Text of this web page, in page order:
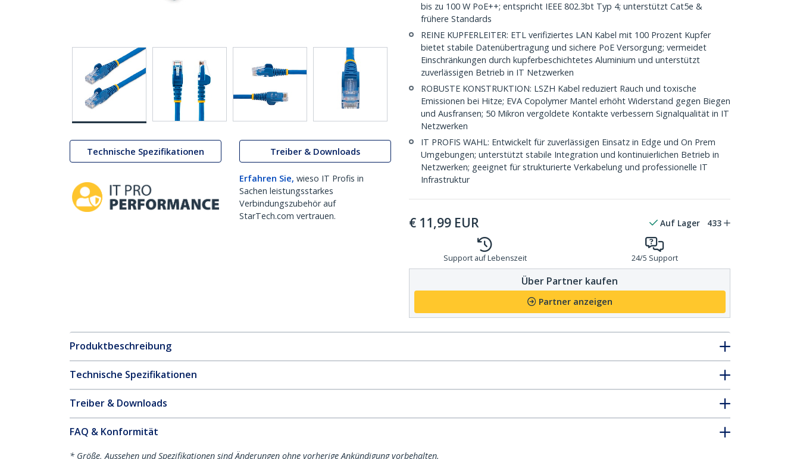
Technische Spezifikationen Treiber & Downloads
Erfahren Sie, wieso IT Profis in
Sachen leistungsstarkes
Verbindungszubehör auf
StarTech.com vertrauen.
bis zu 100 W PoE++; entspricht IEEE 802.3bt Typ 4; unterstützt Cat5e &
frühere Standards
REINE KUPFERLEITER: ETL verifiziertes LAN Kabel mit 100 Prozent Kupfer
bietet stabile Datenübertragung und sichere PoE Versorgung; vermeidet
Einschränkungen durch kupferbeschichtetes Aluminium und unterstützt
zuverlässigen Betrieb in IT Netzwerken
ROBUSTE KONSTRUKTION: LSZH Kabel reduziert Rauch und toxische
Emissionen bei Hitze; EVA Copolymer Mantel erhöht Widerstand gegen Biegen
und Ausfransen; 50 Mikron vergoldete Kontakte verbessern Signalqualität in IT
Netzwerken
IT PROFIS WAHL: Entwickelt für zuverlässigen Einsatz in Edge und On Prem
Umgebungen; unterstützt stabile Integration und kontinuierlichen Betrieb in
Netzwerken; geeignet für strukturierte Verkabelung und professionelle IT
Infrastruktur
€ 11,99 EUR Auf Lager 433
Support auf Lebenszeit 24/5 Support
Über Partner kaufen
Partner anzeigen
Produktbeschreibung
Technische Spezifikationen
Treiber & Downloads
FAQ & Konformität
* Größe, Aussehen und Spezifikationen sind Änderungen ohne vorherige Ankündigung vorbehalten.